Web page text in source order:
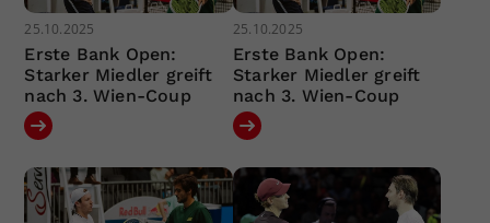
25.10.2025
Erste Bank Open:
Starker Miedler greift
nach 3. Wien-Coup
25.10.2025
Erste Bank Open:
Starker Miedler greift
nach 3. Wien-Coup